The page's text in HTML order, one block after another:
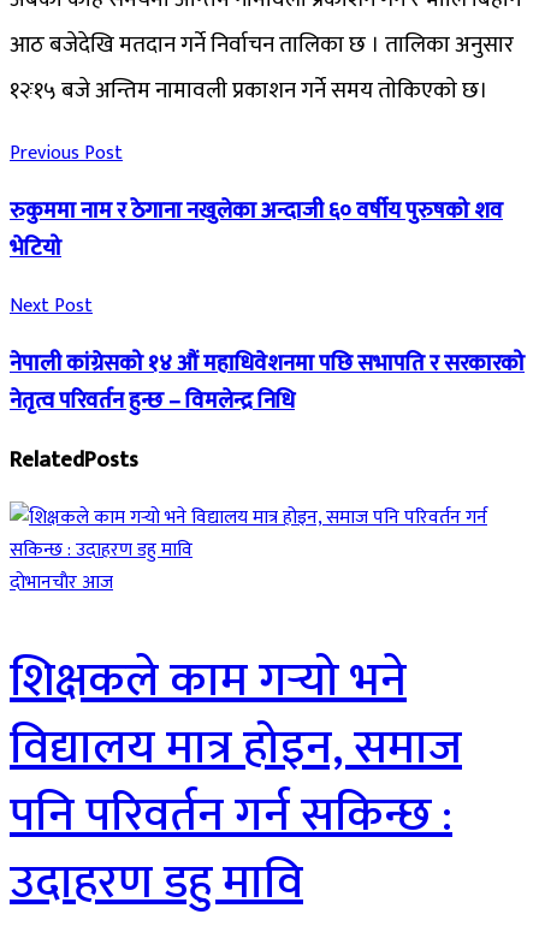
आठ बजेदेखि मतदान गर्ने निर्वाचन तालिका छ । तालिका अनुसार
१२ः१५ बजे अन्तिम नामावली प्रकाशन गर्ने समय ताेकिएकाे छ।
Previous Post
रुकुममा नाम र ठेगाना नखुलेका अन्दाजी ६० वर्षीय पुरुषको शव
भेटियो
Next Post
नेपाली कांग्रेसको १४ औं महाधिवेशनमा पछि सभापति र सरकारको
नेतृत्व परिवर्तन हुन्छ – विमलेन्द्र निधि
RelatedPosts
दाेभानचाैर आज
शिक्षकले काम गर्‍यो भने
विद्यालय मात्र होइन, समाज
पनि परिवर्तन गर्न सकिन्छ :
उदाहरण डहु मावि